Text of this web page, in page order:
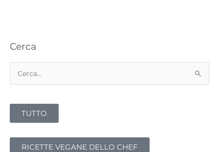
Cerca
r
TUTTO
RICETTE VEGANE DELLO CHEF